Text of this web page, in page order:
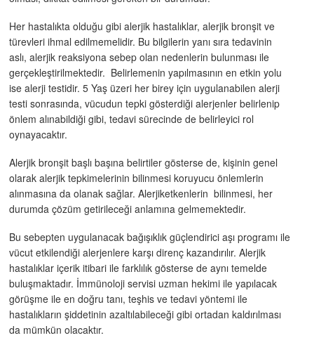
Her hastalıkta olduğu gibi alerjik hastalıklar, alerjik bronşit ve
türevleri ihmal edilmemelidir. Bu bilgilerin yanı sıra tedavinin
aslı, alerjik reaksiyona sebep olan nedenlerin bulunması ile
gerçekleştirilmektedir. Belirlemenin yapılmasının en etkin yolu
ise alerji testidir. 5 Yaş üzeri her birey için uygulanabilen alerji
testi sonrasında, vücudun tepki gösterdiği alerjenler belirlenip
önlem alınabildiği gibi, tedavi sürecinde de belirleyici rol
oynayacaktır.
Alerjik bronşit başlı başına belirtiler gösterse de, kişinin genel
olarak alerjik tepkimelerinin bilinmesi koruyucu önlemlerin
alınmasına da olanak sağlar. Alerjiketkenlerin bilinmesi, her
durumda çözüm getirileceği anlamına gelmemektedir.
Bu sebepten uygulanacak bağışıklık güçlendirici aşı programı ile
vücut etkilendiği alerjenlere karşı direnç kazandırılır. Alerjik
hastalıklar içerik itibari ile farklılık gösterse de aynı temelde
buluşmaktadır. İmmünoloji servisi uzman hekimi ile yapılacak
görüşme ile en doğru tanı, teşhis ve tedavi yöntemi ile
hastalıkların şiddetinin azaltılabileceği gibi ortadan kaldırılması
da mümkün olacaktır.